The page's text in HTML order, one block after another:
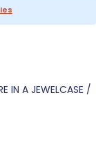
IN A JEWELCASE /